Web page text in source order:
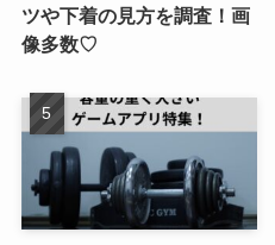
ツや下着の見方を調査！画
像多数♡